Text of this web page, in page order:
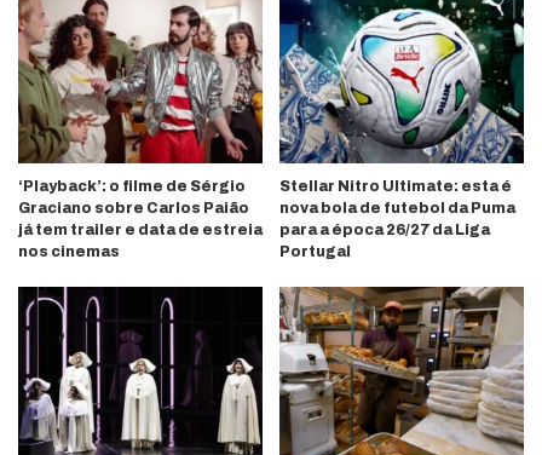
‘Playback’: o filme de Sérgio
Graciano sobre Carlos Paião
já tem trailer e data de estreia
nos cinemas
Stellar Nitro Ultimate: esta é
nova bola de futebol da Puma
para a época 26/27 da Liga
Portugal